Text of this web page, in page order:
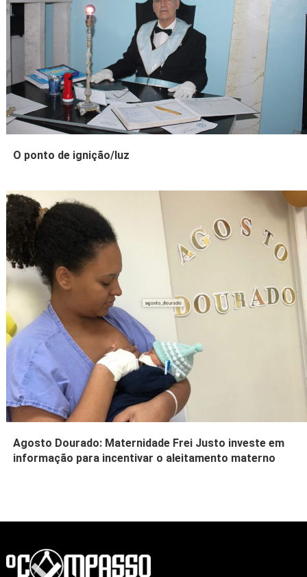
O ponto de ignição/luz
Agosto Dourado: Maternidade Frei Justo investe em
informação para incentivar o aleitamento materno